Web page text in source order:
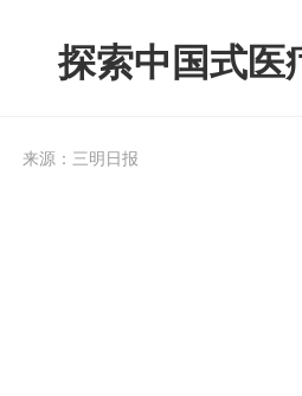
探索中国式医
来源：三明日报